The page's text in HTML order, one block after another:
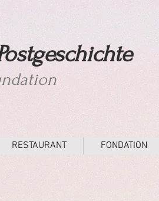
RESTAURANT FONDATION